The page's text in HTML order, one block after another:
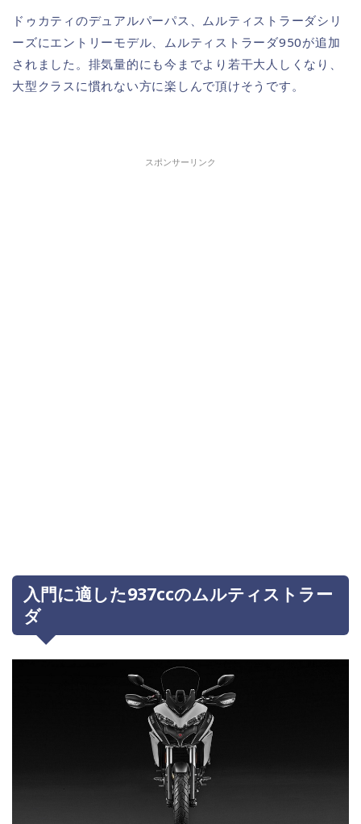
ドゥカティのデュアルパーパス、ムルティストラーダシリ
ーズにエントリーモデル、ムルティストラーダ950が追加
されました。排気量的にも今までより若干大人しくなり、
大型クラスに慣れない方に楽しんで頂けそうです。
スポンサーリンク
入門に適した937ccのムルティストラー
ダ